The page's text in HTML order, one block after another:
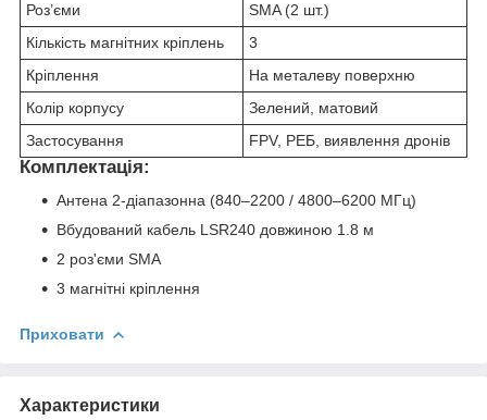
Роз’єми
SMA (2 шт.)
Кількість магнітних кріплень
3
Кріплення
На металеву поверхню
Колір корпусу
Зелений, матовий
Застосування
FPV, РЕБ, виявлення дронів
Комплектація:
Антена 2-діапазонна (840–2200 / 4800–6200 МГц)
Вбудований кабель LSR240 довжиною 1.8 м
2 роз'єми SMA
3 магнітні кріплення
Приховати
Характеристики